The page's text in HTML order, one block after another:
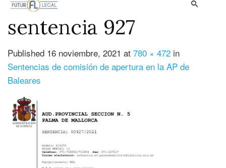
sentencia 927
Published 16 noviembre, 2021 at 780 × 472 in
Sentencias de comisión de apertura en la AP de
Baleares